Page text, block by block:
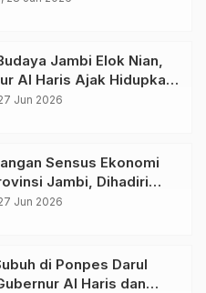
Jambi Elok Nian,
Al Haris Ajak Hidupkan
Melayu Jambi
Jun 2026
Sensus Ekonomi
Jambi, Dihadiri
BPS RI dan Gubernur
Jun 2026
di Ponpes Darul
Al Haris dan